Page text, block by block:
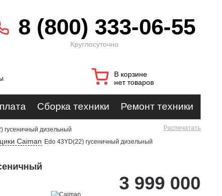
8 (800) 333-06-55
Круглосуточно
В корзине
нет товаров
Сборка техники Ремонт техники
гусеничный дизельный Распечатать
Caiman Edo 43YD(22) гусеничный дизельный
3 999 000